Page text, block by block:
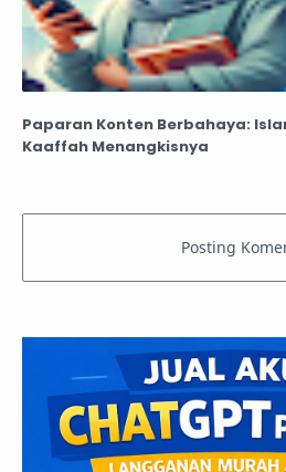
Paparan Konten Berbahaya:
Kaaffah Menangkisnya